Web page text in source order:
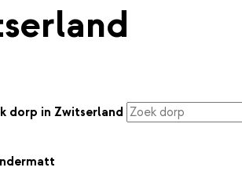
dorp in Zwitserland